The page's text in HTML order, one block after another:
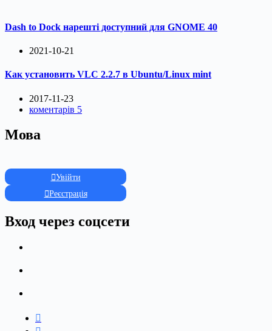
Dash to Dock нарешті доступний для GNOME 40
2021-10-21
Как установить VLC 2.2.7 в Ubuntu/Linux mint
2017-11-23
коментарів 5
Мова
Увійти
Реєстрація
Вход через соцсети